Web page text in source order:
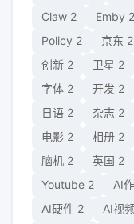
Claw 2 Emby 2
Policy 2 京东 2
创新 2 卫星 2
字体 2 开发 2
日语 2 杂志 2
电影 2 相册 2
脑机 2 英国 2
Youtube 2 AI
AI硬件 2 AI视